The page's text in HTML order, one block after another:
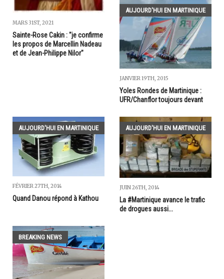
MARS 31ST, 2021
Sainte-Rose Cakin : "je confirme
les propos de Marcellin Nadeau
et de Jean-Philippe Nilor"
AUJOURD'HUI EN MARTINIQUE
JANVIER 19TH, 2015
Yoles Rondes de Martinique :
UFR/Chanflor toujours devant
AUJOURD'HUI EN MARTINIQUE
FÉVRIER 27TH, 2014
Quand Danou répond à Kathou
AUJOURD'HUI EN MARTINIQUE
JUIN 26TH, 2014
La #Martinique avance le trafic
de drogues aussi...
BREAKING NEWS